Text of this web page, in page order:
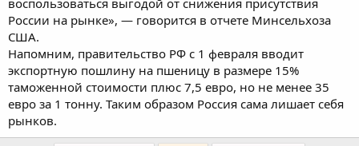
воспользоваться выгодой от снижения присутствия
России на рынке», — говорится в отчете Минсельхоза
США.
Напомним, правительство РФ с 1 февраля вводит
экспортную пошлину на пшеницу в размере 15%
таможенной стоимости плюс 7,5 евро, но не менее 35
евро за 1 тонну. Таким образом Россия сама лишает себя
рынков.